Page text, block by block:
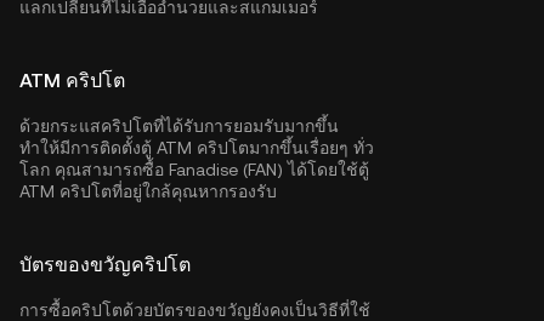
แลกเปลี่ยนที่ไม่เอื้ออำนวยและสแกมเมอร์
ATM คริปโต
ด้วยกระแสคริปโตที่ได้รับการยอมรับมากขึ้น
ทำให้มีการติดตั้งตู้ ATM คริปโตมากขึ้นเรื่อยๆ ทั่ว
โลก คุณสามารถซื้อ Fanadise (FAN) ได้โดยใช้ตู้
ATM คริปโตที่อยู่ใกล้คุณหากรองรับ
บัตรของขวัญคริปโต
การซื้อคริปโตด้วยบัตรของขวัญยังคงเป็นวิธีที่ใช้